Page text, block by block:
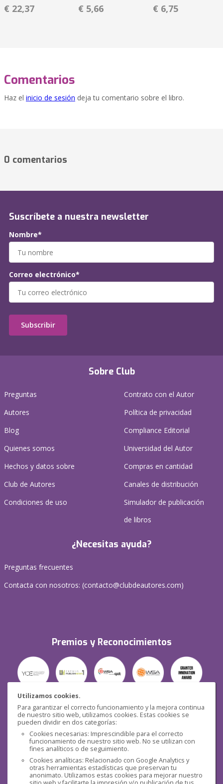
Utilizamos cookies.
Para garantizar el correcto funcionamiento y la mejora continua
de nuestro sitio web, utilizamos cookies. Estas cookies se
pueden dividir en dos categorías:
Cookies necesarias: Imprescindible para el correcto
funcionamiento de nuestro sitio web. No se utilizan con
fines analíticos o de seguimiento.
Cookies analíticas: Relacionado con Google Analytics y
otras herramientas estadísticas que preservan tu
anonimato. Utilizamos estas cookies para mejorar nuestro
€ 22,37 € 5,66 € 6,75
Comentarios
Haz el inicio de sesión deja tu comentario sobre el libro.
0 comentarios
Sobre Club
Preguntas
Autores
Blog
Quienes somos
Hechos y datos sobre
Club de Autores
Condiciones de uso
Contrato con el Autor
Política de privacidad
Compliance Editorial
Universidad del Autor
Compras en cantidad
Canales de distribución
Simulador de publicación
de libros
¿Necesitas ayuda?
Preguntas frecuentes
Contacta con nosotros: (contacto@clubdeautores.com)
Premios y Reconocimientos
Seguridad
Redes sociales
Suscríbete a nuestra newsletter
Nombre*
Correo electrónico*
Subscribir